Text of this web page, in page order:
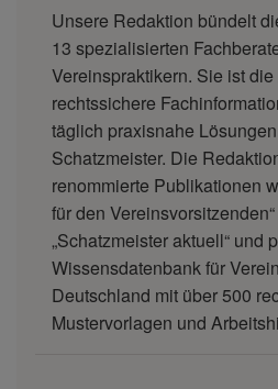
Unsere Redaktion bündelt
13 spezialisierten
Vereinspraktikern. Sie ist
rechtssichere
täglich praxisnahe
Schatzmeister. Die
renommierte Publikationen
für den
„Schatzmeister aktuell“ und
Wissensdatenbank für
Deutschland mit über 500
Mustervorlagen und